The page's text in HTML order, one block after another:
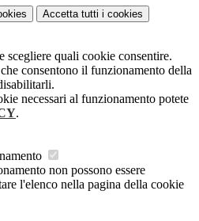
Accetta tutti i cookies
scegliere quali cookie consentire.
consentono il funzionamento della
necessari al funzionamento potete
.
non possono essere
l'elenco nella pagina della cookie